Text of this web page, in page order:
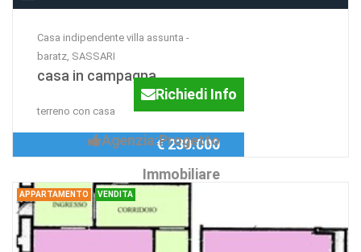
Casa indipendente villa assunta -
baratz, SASSARI
casa in campagna
terreno con casa
Richiedi Info
Agenzia:Progetto
Immobiliare
€ 230.000
APPARTAMENTO VENDITA